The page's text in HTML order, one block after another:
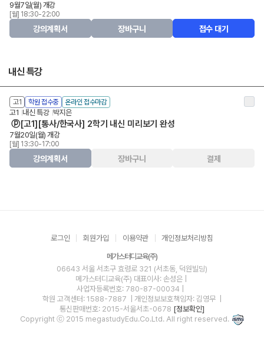
9월7일(월) 개강
[월] 18:30-22:00
강의계획서 장바구니 접수 대기
내신 특강
고1 학원 접수중 온라인 접수마감
고1 내신 특강 박지은
ⓟ[고1][통사/한국사] 2학기 내신 미리보기 완성
7월20일(월) 개강
[월] 13:30-17:00
강의계획서 장바구니 결제
로그인 회원가입 이용약관 개인정보처리방침
메가스터디교육(주)
06643 서울 서초구 효령로 321 (서초동, 덕원빌딩)
메가스터디교육(주) 대표이사: 손성은 |
사업자등록번호: 780-87-00034
학원 고객센터: 1588-7887
| 개인정보보호책임자: 김영무
통신판매번호: 2015-서울서초-0678 [정보확인]
Copyright ⓒ 2015 megastudyEdu.Co.Ltd. All right reserved.